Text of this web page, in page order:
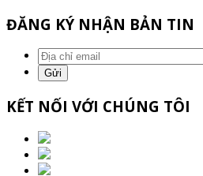
ĐĂNG KÝ NHẬN BẢN TIN
KẾT NỐI VỚI CHÚNG TÔI